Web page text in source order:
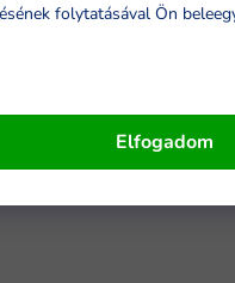
folytatásával Ön
Elfogadom